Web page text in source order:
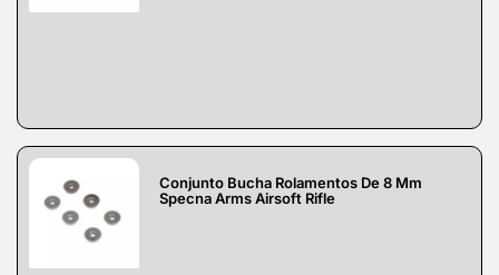
Conjunto Bucha Rolamentos De 8 Mm
Specna Arms Airsoft Rifle